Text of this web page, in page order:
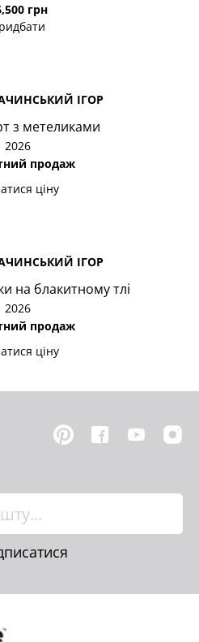
грн
ІГОР
з метеликами
2026
продаж
ціну
ІГОР
на блакитному тлі
2026
продаж
ціну